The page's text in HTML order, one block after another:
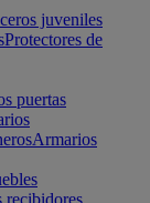
juveniles
Protectores de
puertas
Armarios
recibidores